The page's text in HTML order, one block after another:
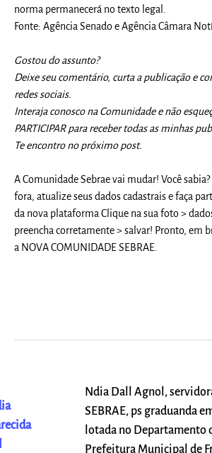
norma permanecerá no texto legal.
Fonte: Agência Senado e Agência Câmara
Gostou do assunto?
Deixe seu comentário, curta a publicação e
redes sociais.
Interaja conosco na Comunidade e não
PARTICIPAR para receber todas as minhas
Te encontro no próximo post.
A Comunidade Sebrae vai mudar! Você
fora, atualize seus dados cadastrais e faça
da nova plataforma Clique na sua foto >
preencha corretamente > salvar! Pronto, em
a NOVA COMUNIDADE SEBRAE.
Ndia Dall Agnol,
SEBRAE, ps graduanda
lotada no Departamento
Prefeitura Municipal de